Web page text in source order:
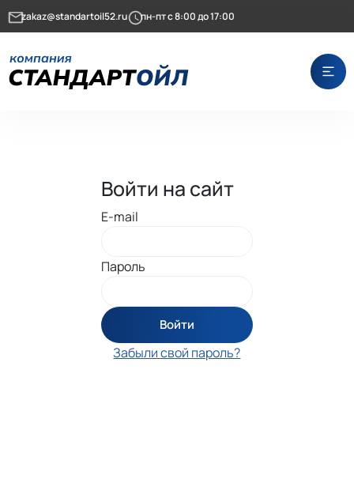
zakaz@standartoil52.ru пн-пт с 8:00 до 17:00
Войти на сайт
E-mail
Пароль
Войти
Забыли свой пароль?